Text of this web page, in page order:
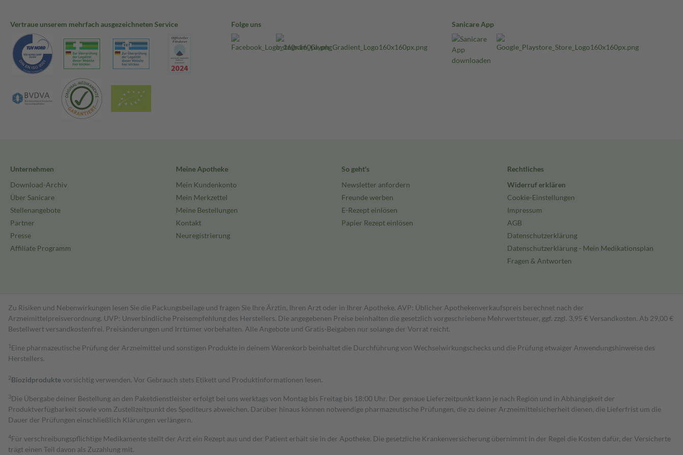
Vertraue unserem mehrfach ausgezeichneten Service Folge uns Sanicare App
Unternehmen
Download-Archiv
Über Sanicare
Stellenangebote
Partner
Presse
Affiliate Programm
Meine Apotheke
Mein Kundenkonto
Mein Merkzettel
Meine Bestellungen
Kontakt
Neuregistrierung
So geht's
Newsletter anfordern
Freunde werben
E-Rezept einlösen
Papier Rezept einlösen
Rechtliches
Widerruf erklären
Cookie-Einstellungen
Impressum
AGB
Datenschutzerklärung
Datenschutzerklärung - Mein Medikationsplan
Fragen & Antworten
Zu Risiken und Nebenwirkungen lesen Sie die Packungsbeilage und fragen Sie Ihre Ärztin, Ihren Arzt oder in Ihrer Apotheke. AVP: Üblicher Apothekenverkaufspreis berechnet nach der
Arzneimittelpreisverordnung. UVP: Unverbindliche Preisempfehlung des Herstellers. Die angegebenen Preise beinhalten die gesetzlich vorgeschriebene Mehrwertsteuer, ggf. zzgl. 3,95 € Versandkosten. Ab 29,00 €
Bestell­wert versand­kosten­frei. Preisänderungen und Irrtümer vorbehalten. Alle Angebote und Gratis-Beigaben nur solange der Vorrat reicht.
1 Eine pharmazeutische Prüfung der Arzneimittel und sonstigen Produkte in deinem Warenkorb beinhaltet die Durchführung von Wechselwirkungschecks und die Prüfung etwaiger Anwendungshinweise des
Herstellers.
2Biozidproduktevorsichtig verwenden. Vor Gebrauch stets Etikett und Produktinformationen lesen.
3Die Übergabe deiner Bestellung an den Paketdienstleister erfolgt bei uns werktags von Montag bis Freitag bis 18:00 Uhr. Der genaue Lieferzeitpunkt kann je nach Region und in Abhängigkeit der
Produktverfügbarkeit sowie vom Zustellzeitpunkt des Spediteurs abweichen. Darüber hinaus können notwendige pharmazeutische Prüfungen, die zu deiner Arzneimittelsicherheit dienen, die Lieferfrist um die
Dauer der Prüfungen einschließlich Klärungen verlängern.
4Für verschreibungspflichtige Medikamente stellt der Arzt ein Rezept aus und der Patient erhält sie in der Apotheke. Die gesetzliche Krankenversicherung übernimmt in der Regel die Kosten dafür, der Versicherte
trägt einen Teil davon als Zuzahlung mit.